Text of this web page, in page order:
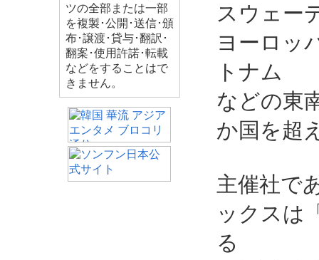
ツの全部または一部
を複製･公開･送信･頒
布･譲渡･貸与･翻訳･
翻案･使用許諾･転載
などをすることはで
きません。
スウェー
ヨーロッ
トナム
などの東
か国を超
主催社で
ックスは
る